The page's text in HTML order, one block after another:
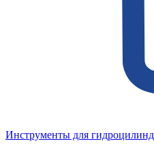
Инструменты для